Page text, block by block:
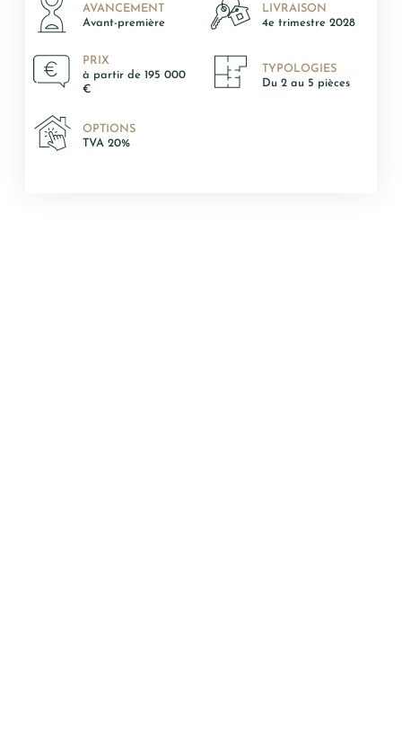
AVANCEMENT
Avant-première
LIVRAISON
4e trimestre 2028
PRIX
à partir de 195 000
€
TYPOLOGIES
Du 2 au 5 pièces
OPTIONS
TVA 20%